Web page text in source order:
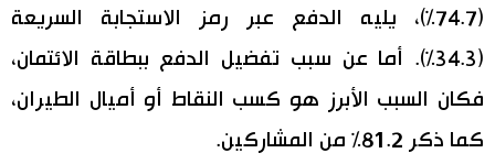
(74.7%)، يليه الدفع عبر رمز الاستجابة السريعة
(34.3%). أما عن سبب تفضيل الدفع ببطاقة الائتمان،
فكان السبب الأبرز هو كسب النقاط أو أميال الطيران،
كما ذكر 81.2% من المشاركين.